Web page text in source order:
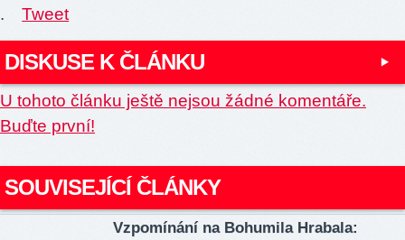
. Tweet
DISKUSE K ČLÁNKU
U tohoto článku ještě nejsou žádné komentáře.
Buďte první!
SOUVISEJÍCÍ ČLÁNKY
Vzpomínání na Bohumila Hrabala: